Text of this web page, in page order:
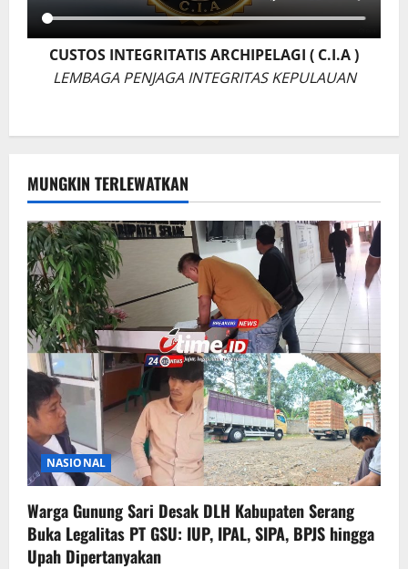
CUSTOS INTEGRITATIS ARCHIPELAGI ( C.I.A )
LEMBAGA PENJAGA INTEGRITAS KEPULAUAN
MUNGKIN TERLEWATKAN
NASIONAL
Warga Gunung Sari Desak DLH Kabupaten Serang
Buka Legalitas PT GSU: IUP, IPAL, SIPA, BPJS hingga
Upah Dipertanyakan